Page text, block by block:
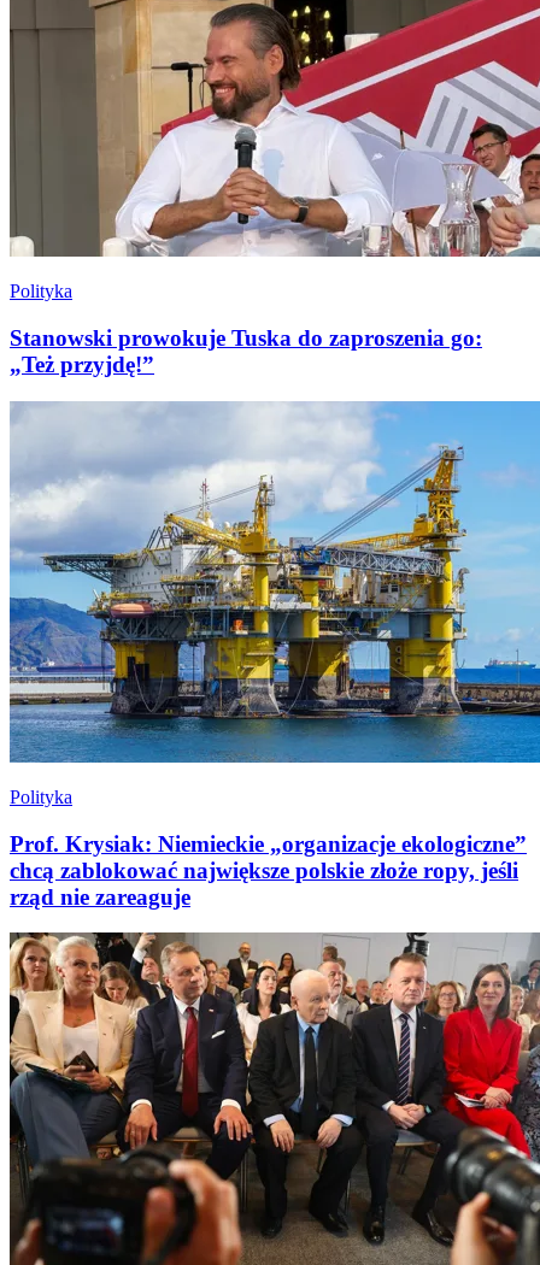
Polityka
Stanowski prowokuje Tuska do zaproszenia go:
„Też przyjdę!”
Polityka
Prof. Krysiak: Niemieckie „organizacje ekologiczne”
chcą zablokować największe polskie złoże ropy, jeśli
rząd nie zareaguje